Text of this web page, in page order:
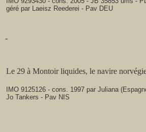
géré par Laeisz Reederei - Pav DEU
-
Le 29 à Montoir liquides, le navire
IMO 9125126 - cons. 1997 par Juliana
Jo Tankers - Pav NIS